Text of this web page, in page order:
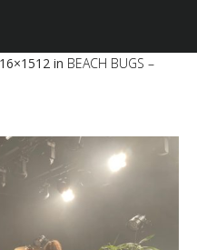
in BEACH BUGS –